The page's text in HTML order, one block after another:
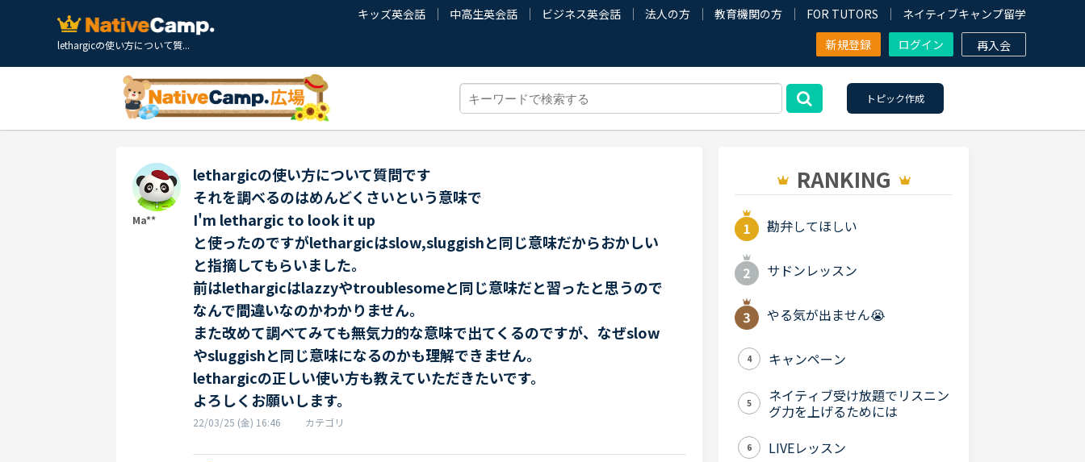
lethargicの使い方について質...
キッズ英会話 中高生英会話 ビジネス英会話 法人の方 教育機関の方 FOR TUTORS
ネイティブキャンプ留学
新規登録
ログイン 再入会
トピック作成
Ma**
lethargicの使い方について質問です
それを調べるのはめんどくさいという意味で
I'm lethargic to look it up
と使ったのですがlethargicはslow,sluggishと同じ意味だからおかしい
と指摘してもらいました。
前はlethargicはlazzyやtroublesomeと同じ意味だと習ったと思うので
なんで間違いなのかわかりません。
また改めて調べてみても無気力的な意味で出てくるのですが、なぜslow
やsluggishと同じ意味になるのかも理解できません。
lethargicの正しい使い方も教えていただきたいです。
よろしくお願いします。
22/03/25 (金) 16:46 カテゴリ
RANKING
勘弁してほしい
サドンレッスン
やる気が出ません😭
4 キャンペーン
5
ネイティブ受け放題でリスニン
グ力を上げるためには
6 LIVEレッスン